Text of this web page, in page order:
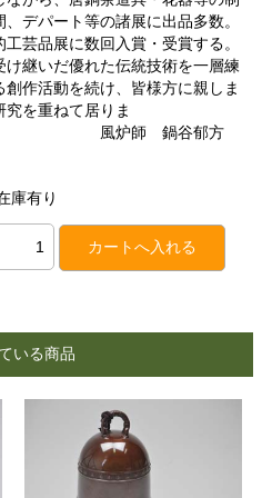
デパート等の諸展に出品多数。
芸品展に数回入賞・受賞する。
継いだ優れた伝統技術を一層練
作活動を続け、皆様方に親しま
を重ねて居りま
鍋谷郁方
庫有り
いる商品